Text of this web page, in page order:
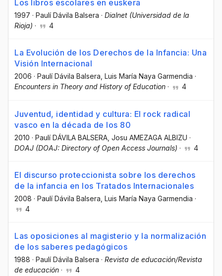
Los libros escolares en euskera
1997 · Paulí Dávila Balsera · Dialnet (Universidad de la
Rioja) · 4
La Evolución de los Derechos de la Infancia: Una
Visión Internacional
2006 · Paulí Dávila Balsera, Luis María Naya Garmendia ·
Encounters in Theory and History of Education · 4
Juventud, identidad y cultura: El rock radical
vasco en la década de los 80
2010 · Paulí DÁVILA BALSERA , Josu AMEZAGA ALBIZU ·
DOAJ (DOAJ: Directory of Open Access Journals) · 4
El discurso proteccionista sobre los derechos
de la infancia en los Tratados Internacionales
2008 · Paulí Dávila Balsera , Luis María Naya Garmendia ·
4
Las oposiciones al magisterio y la normalización
de los saberes pedagógicos
1988 · Paulí Dávila Balsera · Revista de educación/Revista
de educación · 4